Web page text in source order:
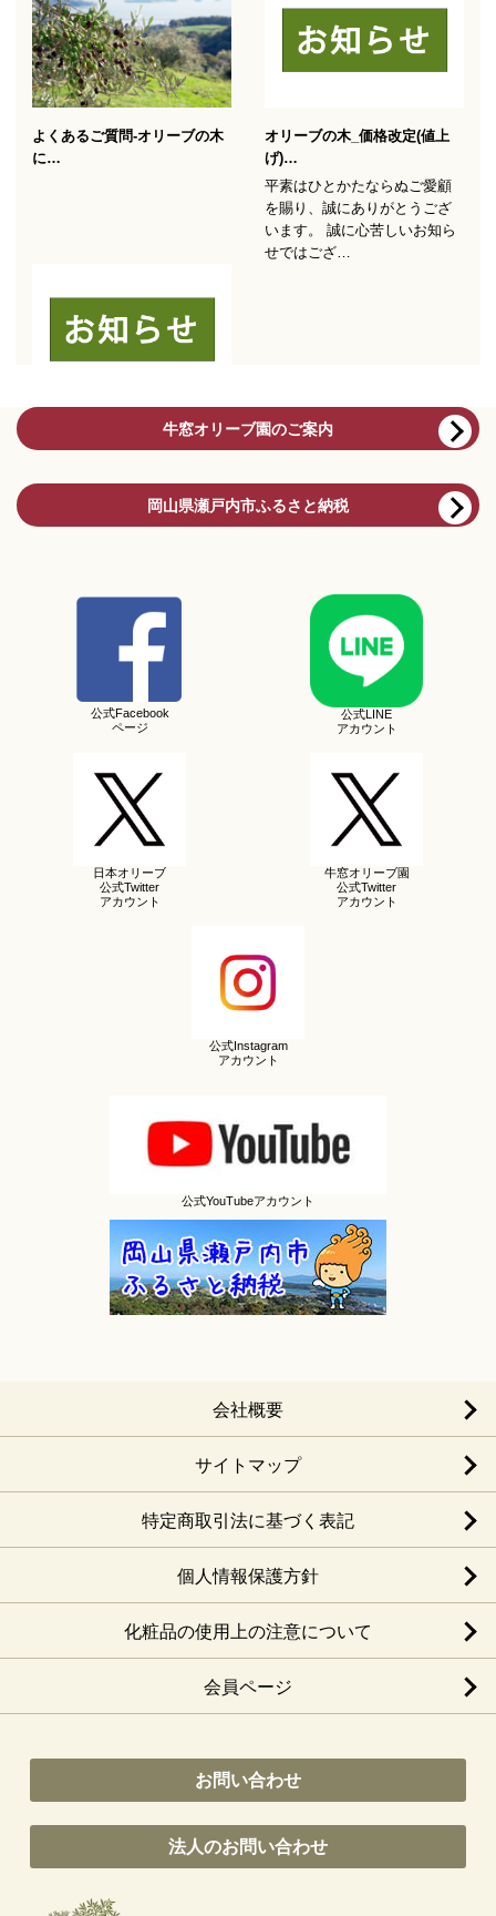
牛窓オリーブ園のご案内
岡山県瀬戸内市ふるさと納税
公式Facebook
ページ
公式LINE
アカウント
日本オリーブ
公式Twitter
アカウント
牛窓オリーブ園
公式Twitter
アカウント
公式Instagram
アカウント
公式YouTubeアカウント
会社概要
サイトマップ
特定商取引法に基づく表記
個人情報保護方針
化粧品の使用上の注意について
会員ページ
お問い合わせ
法人のお問い合わせ